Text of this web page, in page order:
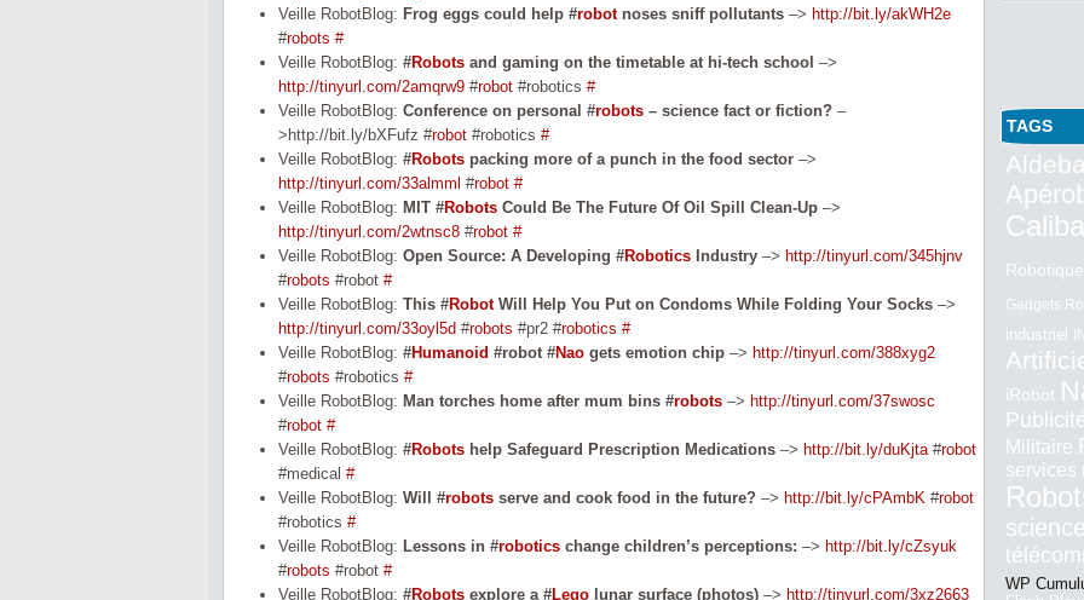
Veille RobotBlog: Frog eggs could help #robotnoses sniff pollutants –> http://bit.ly/akWH2e
#robots #
Veille RobotBlog: #Robots and gaming on the timetable at hi-tech school –>
http://tinyurl.com/2amqrw9 #robot #robotics #
Veille RobotBlog: Conference on personal #robots – science fact or fiction? –
>http://bit.ly/bXFufz #robot #robotics #
Veille RobotBlog: #Robots packing more of a punch in the food sector –>
http://tinyurl.com/33almml #robot #
Veille RobotBlog: MIT #Robots Could Be The Future Of Oil Spill Clean-Up –>
http://tinyurl.com/2wtnsc8 #robot #
Veille RobotBlog: Open Source: A Developing #Robotics Industry –> http://tinyurl.com/345hjnv
#robots #robot #
Veille RobotBlog: This #RobotWill Help You Put on Condoms While Folding Your Socks –>
http://tinyurl.com/33oyl5d #robots #pr2 #robotics #
Veille RobotBlog: #Humanoid #robot #Nao gets emotion chip –> http://tinyurl.com/388xyg2
#robots #robotics #
Veille RobotBlog: Man torches home after mum bins #robots –> http://tinyurl.com/37swosc
#robot #
Veille RobotBlog: #Robots help Safeguard Prescription Medications –> http://bit.ly/duKjta#robot
#medical #
Veille RobotBlog: Will #robots serve and cook food in the future? –> http://bit.ly/cPAmbK #robot
#robotics #
Veille RobotBlog: Lessons in #robotics change children’s perceptions: –> http://bit.ly/cZsyuk
#robots #robot #
Veille RobotBlog: #Robots explore a #Lego lunar surface (photos) –> http://tinyurl.com/3xz2663
TAGS
Robotique
Gadgets
industriel
iRobot
Militaire
services
WP